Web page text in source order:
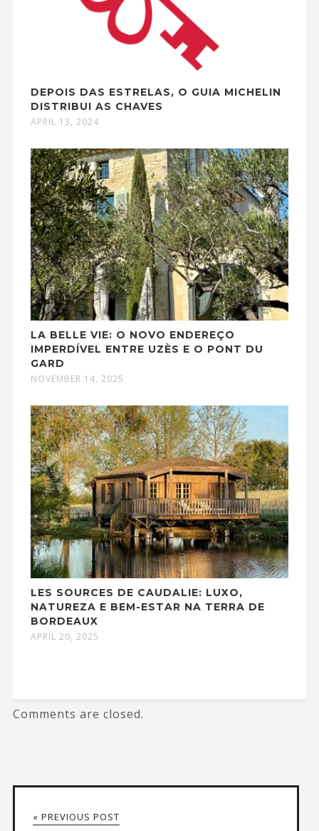
DEPOIS DAS ESTRELAS, O GUIA MICHELIN
DISTRIBUI AS CHAVES
APRIL 13, 2024
LA BELLE VIE: O NOVO ENDEREÇO
IMPERDÍVEL ENTRE UZÈS E O PONT DU
GARD
NOVEMBER 14, 2025
LES SOURCES DE CAUDALIE: LUXO,
NATUREZA E BEM-ESTAR NA TERRA DE
BORDEAUX
APRIL 20, 2025
Comments are closed.
« PREVIOUS POST